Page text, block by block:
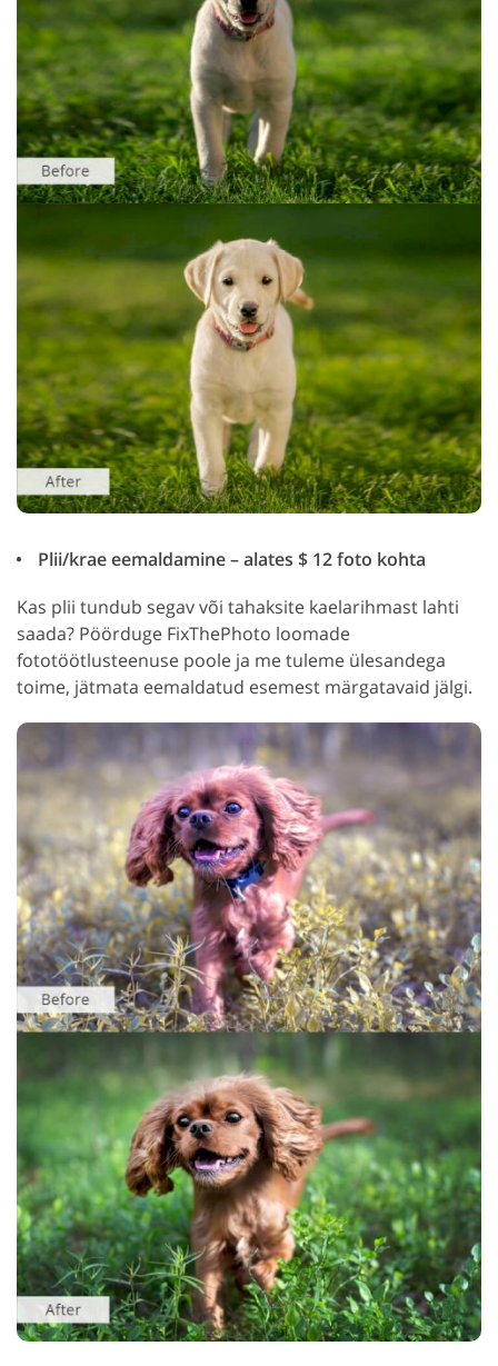
Plii/krae eemaldamine – alates $ 12 foto kohta
Kas plii tundub segav või tahaksite kaelarihmast lahti
saada? Pöörduge FixThePhoto loomade
fototöötlusteenuse poole ja me tuleme ülesandega
toime, jätmata eemaldatud esemest märgatavaid jälgi.